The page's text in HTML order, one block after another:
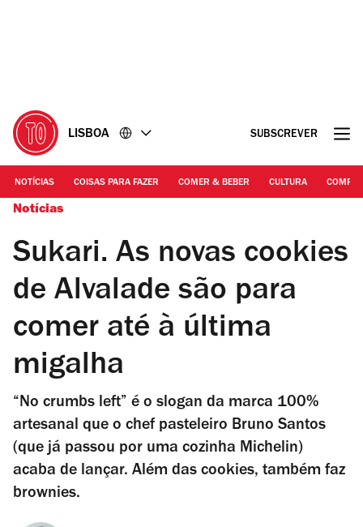
LISBOA SUBSCREVER
NOTÍCIAS COISAS PARA FAZER COMER & BEBER CULTURA
Notícias
Sukari. As novas cookies
de Alvalade são para
comer até à última
migalha
“No crumbs left” é o slogan da marca 100%
artesanal que o chef pasteleiro Bruno Santos
(que já passou por uma cozinha Michelin)
acaba de lançar. Além das cookies, também faz
brownies.